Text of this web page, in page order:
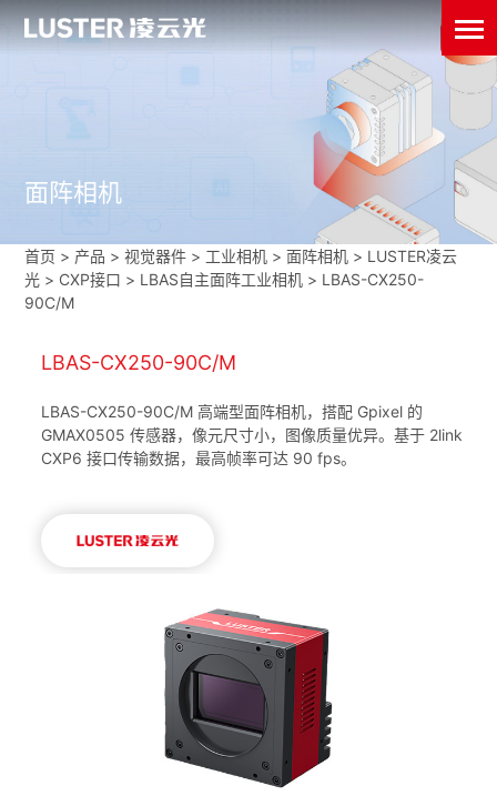
面阵相机
首页 > 产品 > 视觉器件 > 工业相机 >面阵相机 > LUSTER凌云
光 > CXP接口 > LBAS自主面阵工业相机 > LBAS-CX250-
90C/M
LBAS-CX250-90C/M
LBAS-CX250-90C/M 高端型面阵相机，搭配 Gpixel 的
GMAX0505 传感器，像元尺寸小，图像质量优异。基于 2link
CXP6 接口传输数据，最高帧率可达 90 fps。